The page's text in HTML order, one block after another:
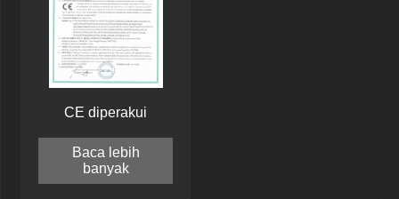
CE diperakui
Baca lebih
banyak